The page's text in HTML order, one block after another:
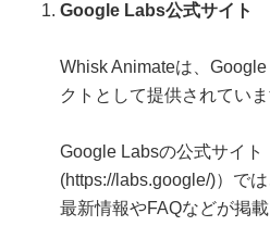
Google Labs公式サイト
Whisk Animateは、
クトとして提供されていま
Google Labsの公式サイト
(https://labs.google/)）で
最新情報やFAQなどが掲